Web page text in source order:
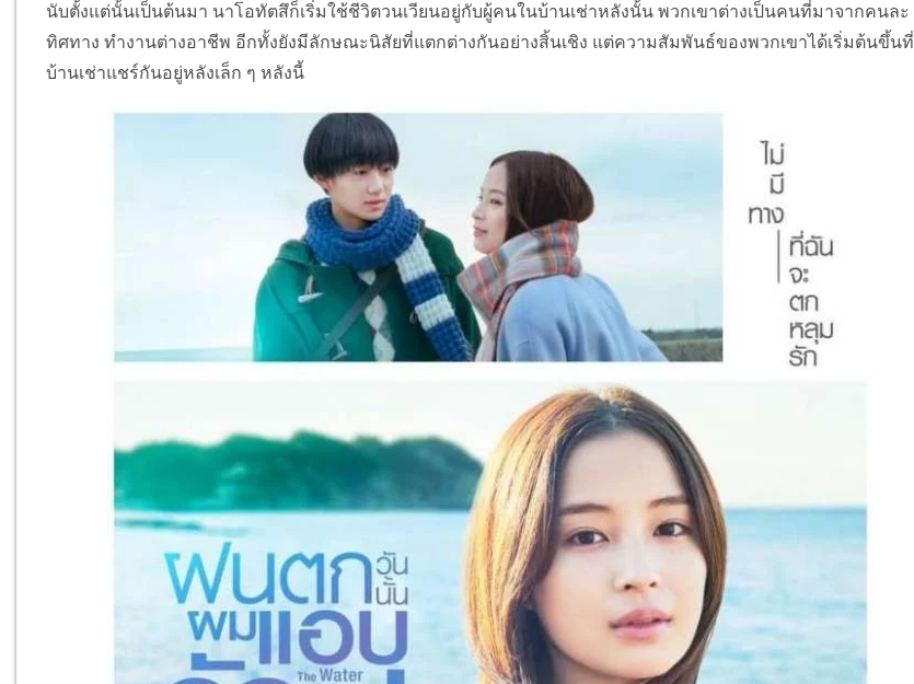
นับตั้งแต่นั้นเป็นต้นมา นาโอทัตสึก็เริ่มใช้ชีวิตวนเวียนอยู่กับผู้คนในบ้านเช่าหลังนั้น พวกเขาต่างเป็นคนที่มาจากคนละ
ทิศทาง ทำงานต่างอาชีพ อีกทั้งยังมีลักษณะนิสัยที่แตกต่างกันอย่างสิ้นเชิง แต่ความสัมพันธ์ของพวกเขาได้เริ่มต้นขึ้นที่
บ้านเช่าแชร์กันอยู่หลังเล็ก ๆ หลังนี้